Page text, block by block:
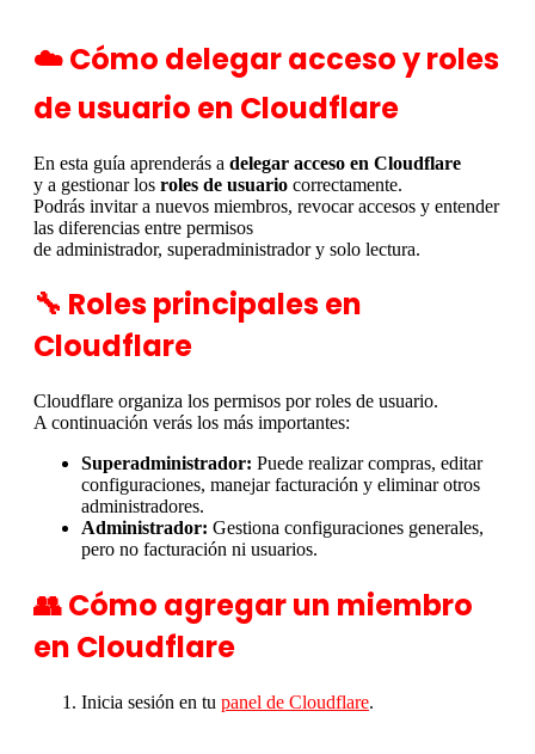
☁️ Cómo delegar acceso y roles
de usuario en Cloudflare
En esta guía aprenderás a delegar acceso en Cloudflare
y a gestionar los roles de usuario correctamente.
Podrás invitar a nuevos miembros, revocar accesos y entender
las diferencias entre permisos
de administrador, superadministrador y solo lectura.
🔧 Roles principales en
Cloudflare
Cloudflare organiza los permisos por roles de usuario.
A continuación verás los más importantes:
Superadministrador: Puede realizar compras, editar
configuraciones, manejar facturación y eliminar otros
administradores.
Administrador: Gestiona configuraciones generales,
pero no facturación ni usuarios.
👥 Cómo agregar un miembro
en Cloudflare
Inicia sesión en tu panel de Cloudflare.